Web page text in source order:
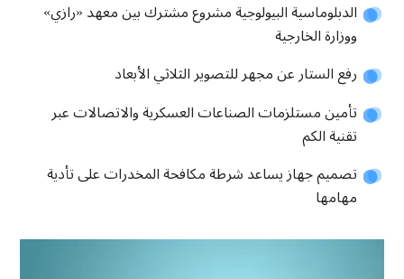
الدبلوماسية البيولوجية مشروع مشترك بين معهد «رازي»
ووزارة الخارجية
رفع الستار عن مجهر للتصوير الثلاثي الأبعاد
تأمين مستلزمات الصناعات العسكرية والاتصالات عبر
تقنية الكم
تصميم جهاز يساعد شرطة مكافحة المخدرات على تأدية
مهامها